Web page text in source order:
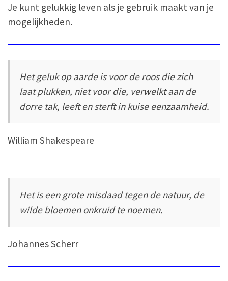
Je kunt gelukkig leven als je gebruik maakt van je
mogelijkheden.
Het geluk op aarde is voor de roos die zich
laat plukken, niet voor die, verwelkt aan de
dorre tak, leeft en sterft in kuise eenzaamheid.
William Shakespeare
Het is een grote misdaad tegen de natuur, de
wilde bloemen onkruid te noemen.
Johannes Scherr